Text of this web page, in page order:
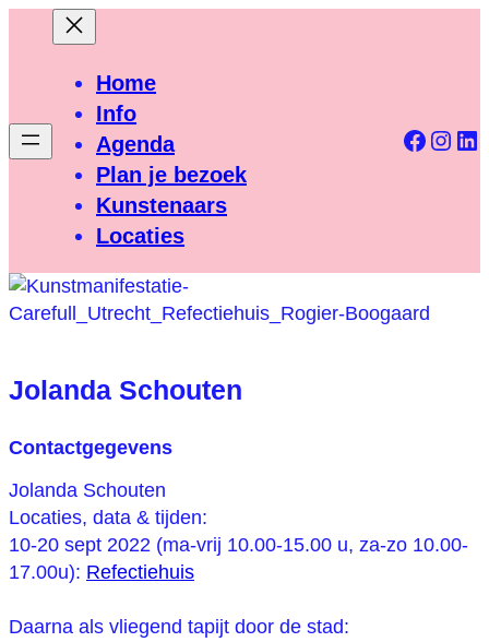
Home
Info
Agenda
Plan je bezoek
Kunstenaars
Locaties
Jolanda Schouten
Contactgegevens
Jolanda Schouten
Locaties, data & tijden:
10-20 sept 2022 (ma-vrij 10.00-15.00 u, za-zo 10.00-
17.00u): Refectiehuis
Daarna als vliegend tapijt door de stad: